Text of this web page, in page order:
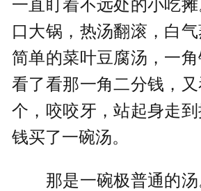
一直盯着不远处的小吃
口大锅，热汤翻滚，白
简单的菜叶豆腐汤，一
看了看那一角二分钱，
个，咬咬牙，站起身走
钱买了一碗汤。
那是一碗极普通的汤